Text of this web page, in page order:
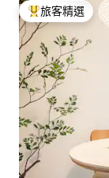
旅客精選榜首
旅客精選